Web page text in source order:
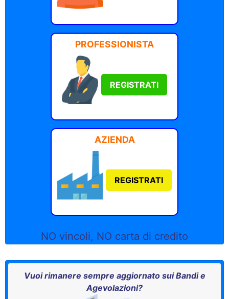
PROFESSIONISTA
REGISTRATI
AZIENDA
REGISTRATI
NO vincoli, NO carta di credito
Vuoi rimanere sempre aggiornato sui Bandi e
Agevolazioni?